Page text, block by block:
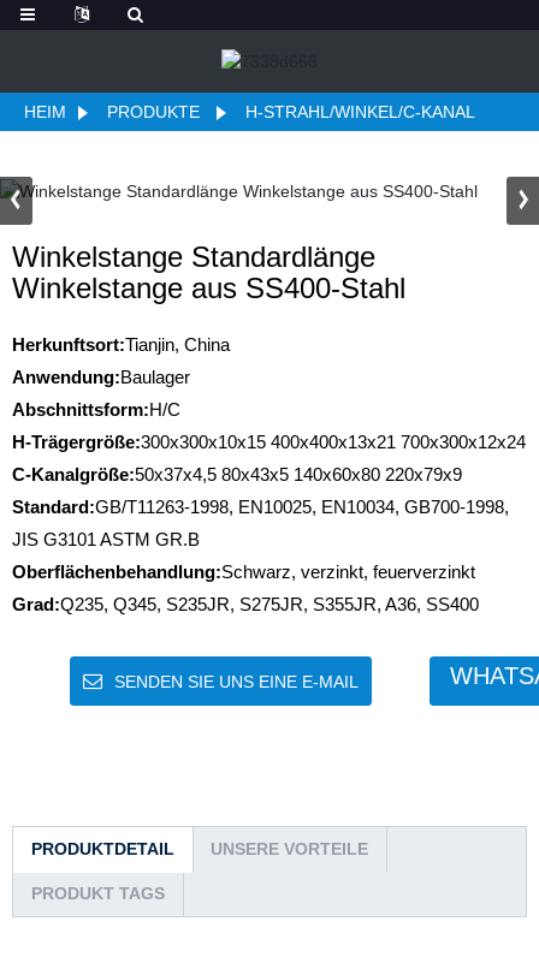
HEIM PRODUKTE H-STRAHL/WINKEL/C-KANAL
Winkelstange Standardlänge
Winkelstange aus SS400-Stahl
Herkunftsort:Tianjin, China
Anwendung:Baulager
Abschnittsform:H/C
H-Trägergröße:300x300x10x15 400x400x13x21 700x300x12x24
C-Kanalgröße:50x37x4,5 80x43x5 140x60x80 220x79x9
Standard:GB/T11263-1998, EN10025, EN10034, GB700-1998,
JIS G3101 ASTM GR.B
Oberflächenbehandlung:Schwarz, verzinkt, feuerverzinkt
Grad:Q235, Q345, S235JR, S275JR, S355JR, A36, SS400
SENDEN SIE UNS EINE E-MAIL
PRODUKTDETAIL UNSERE VORTEILE
PRODUKT TAGS